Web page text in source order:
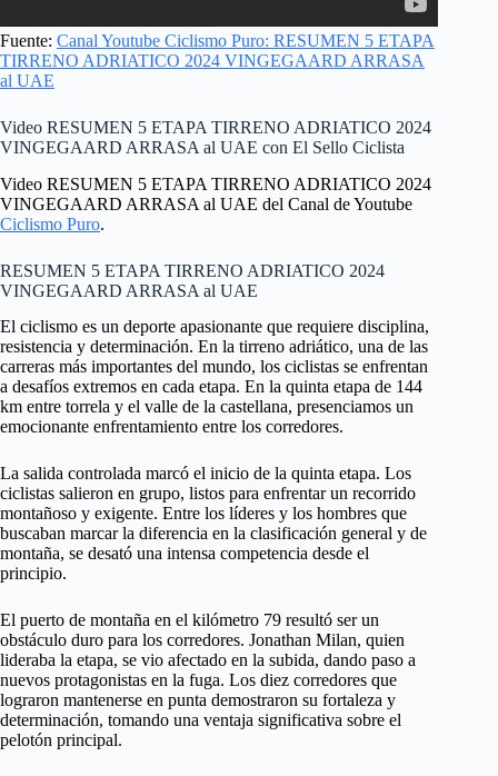
Fuente: Canal Youtube Ciclismo Puro: RESUMEN 5 ETAPA
TIRRENO ADRIATICO 2024 VINGEGAARD ARRASA
al UAE
Video RESUMEN 5 ETAPA TIRRENO ADRIATICO 2024
VINGEGAARD ARRASA al UAE con El Sello Ciclista
Video RESUMEN 5 ETAPA TIRRENO ADRIATICO 2024
VINGEGAARD ARRASA al UAE del Canal de Youtube
Ciclismo Puro.
RESUMEN 5 ETAPA TIRRENO ADRIATICO 2024
VINGEGAARD ARRASA al UAE
El ciclismo es un deporte apasionante que requiere disciplina,
resistencia y determinación. En la tirreno adriático, una de las
carreras más importantes del mundo, los ciclistas se enfrentan
a desafíos extremos en cada etapa. En la quinta etapa de 144
km entre torrela y el valle de la castellana, presenciamos un
emocionante enfrentamiento entre los corredores.
La salida controlada marcó el inicio de la quinta etapa. Los
ciclistas salieron en grupo, listos para enfrentar un recorrido
montañoso y exigente. Entre los líderes y los hombres que
buscaban marcar la diferencia en la clasificación general y de
montaña, se desató una intensa competencia desde el
principio.
El puerto de montaña en el kilómetro 79 resultó ser un
obstáculo duro para los corredores. Jonathan Milan, quien
lideraba la etapa, se vio afectado en la subida, dando paso a
nuevos protagonistas en la fuga. Los diez corredores que
lograron mantenerse en punta demostraron su fortaleza y
determinación, tomando una ventaja significativa sobre el
pelotón principal.